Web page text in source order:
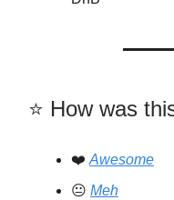
⭐️️ How was
❤️ Awesome
😐 Meh